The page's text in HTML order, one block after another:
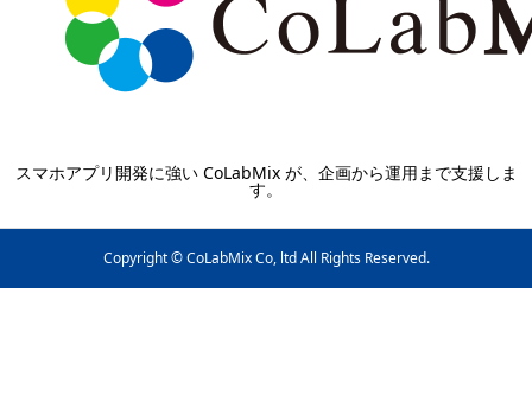
スマホアプリ開発に強い CoLabMix が、企画から運用まで支援しま
す。
Copyright © CoLabMix Co, ltd All Rights Reserved.